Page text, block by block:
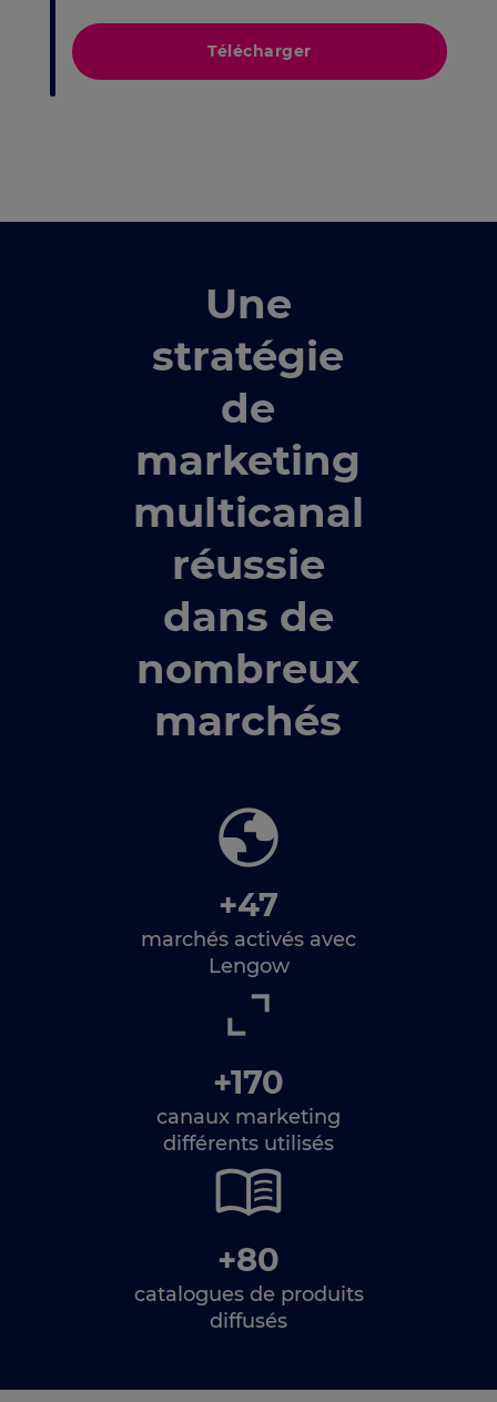
Télécharger
Une
stratégie
de
marketing
multicanal
réussie
dans de
nombreux
marchés
+47
marchés activés avec
Lengow
+170
canaux marketing
différents utilisés
+80
catalogues de produits
diffusés